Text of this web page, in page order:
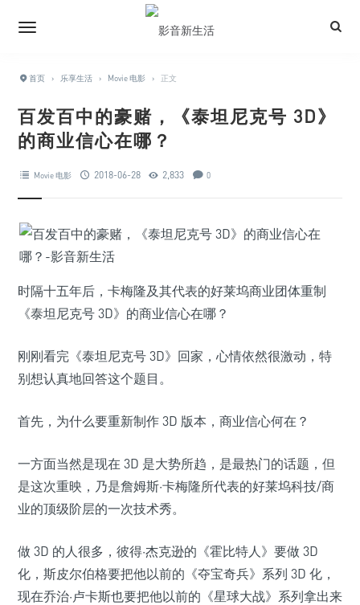
首页 › 乐享生活 › Movie 电影 › 正文
百发百中的豪赌，《泰坦尼克号 3D》
的商业信心在哪？
Movie 电影 2018-06-28 2,833 0
时隔十五年后，卡梅隆及其代表的好莱坞商业团体重制
《泰坦尼克号 3D》的商业信心在哪？
刚刚看完《泰坦尼克号 3D》回家，心情依然很激动，特
别想认真地回答这个题目。
首先，为什么要重新制作 3D 版本，商业信心何在？
一方面当然是现在 3D 是大势所趋，是最热门的话题，但
是这次重映，乃是詹姆斯·卡梅隆所代表的好莱坞科技/商
业的顶级阶层的一次技术秀。
做 3D 的人很多，彼得·杰克逊的《霍比特人》要做 3D
化，斯皮尔伯格要把他以前的《夺宝奇兵》系列 3D 化，
现在乔治·卢卡斯也要把他以前的《星球大战》系列拿出来